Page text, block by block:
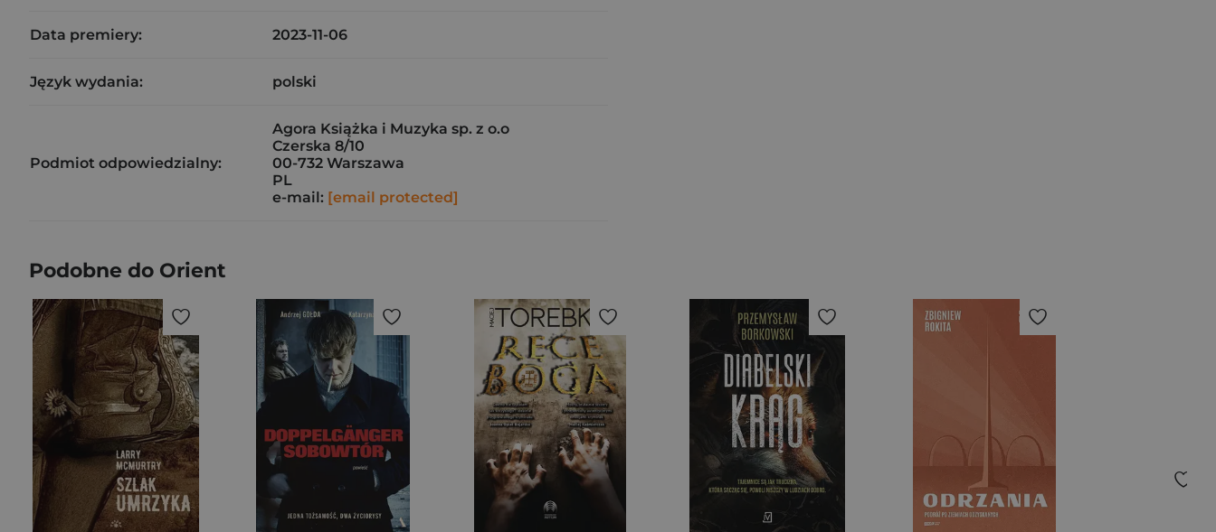
Data premiery: 2023-11-06
Język wydania: polski
Podmiot odpowiedzialny:
Agora Książka i Muzyka sp. z o.o
Czerska 8/10
00-732 Warszawa
PL
e-mail: [email protected]
Podobne do Orient